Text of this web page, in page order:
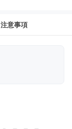
注意事項